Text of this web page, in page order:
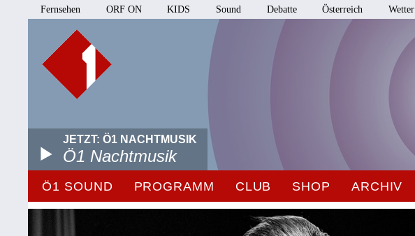
Fernsehen ORF ON KIDS Sound Debatte Österreich Wetter
JETZT: Ö1 NACHTMUSIK
Ö1 Nachtmusik
Ö1 SOUND PROGRAMM CLUB SHOP ARCHIV